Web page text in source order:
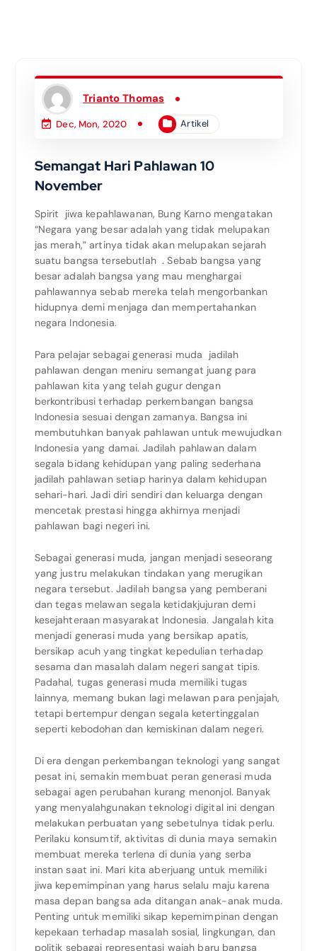
Trianto Thomas
Dec, Mon, 2020 Artikel
Semangat Hari Pahlawan 10
November
Spirit jiwa kepahlawanan, Bung Karno mengatakan
“Negara yang besar adalah yang tidak melupakan
jas merah,” artinya tidak akan melupakan sejarah
suatu bangsa tersebutlah . Sebab bangsa yang
besar adalah bangsa yang mau menghargai
pahlawannya sebab mereka telah mengorbankan
hidupnya demi menjaga dan mempertahankan
negara Indonesia.
Para pelajar sebagai generasi muda jadilah
pahlawan dengan meniru semangat juang para
pahlawan kita yang telah gugur dengan
berkontribusi terhadap perkembangan bangsa
Indonesia sesuai dengan zamanya. Bangsa ini
membutuhkan banyak pahlawan untuk mewujudkan
Indonesia yang damai. Jadilah pahlawan dalam
segala bidang kehidupan yang paling sederhana
jadilah pahlawan setiap harinya dalam kehidupan
sehari-hari. Jadi diri sendiri dan keluarga dengan
mencetak prestasi hingga akhirnya menjadi
pahlawan bagi negeri ini.
Sebagai generasi muda, jangan menjadi seseorang
yang justru melakukan tindakan yang merugikan
negara tersebut. Jadilah bangsa yang pemberani
dan tegas melawan segala ketidakjujuran demi
kesejahteraan masyarakat Indonesia. Jangalah kita
menjadi generasi muda yang bersikap apatis,
bersikap acuh yang tingkat kepedulian terhadap
sesama dan masalah dalam negeri sangat tipis.
Padahal, tugas generasi muda memiliki tugas
lainnya, memang bukan lagi melawan para penjajah,
tetapi bertempur dengan segala ketertinggalan
seperti kebodohan dan kemiskinan dalam negeri.
Di era dengan perkembangan teknologi yang sangat
pesat ini, semakin membuat peran generasi muda
sebagai agen perubahan kurang menonjol. Banyak
yang menyalahgunakan teknologi digital ini dengan
melakukan perbuatan yang sebetulnya tidak perlu.
Perilaku konsumtif, aktivitas di dunia maya semakin
membuat mereka terlena di dunia yang serba
instan saat ini. Mari kita aberjuang untuk memiliki
jiwa kepemimpinan yang harus selalu maju karena
masa depan bangsa ada ditangan anak-anak muda.
Penting untuk memiliki sikap kepemimpinan dengan
kepekaan terhadap masalah sosial, lingkungan, dan
politik sebagai representasi wajah baru bangsa